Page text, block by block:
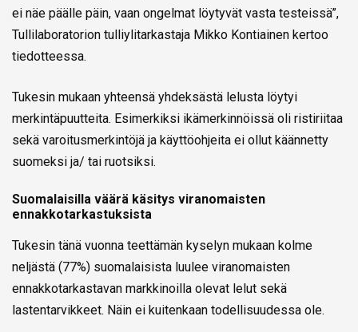
ei näe päälle päin, vaan ongelmat löytyvät vasta testeissä”,
Tullilaboratorion tulliylitarkastaja Mikko Kontiainen kertoo
tiedotteessa.
Tukesin mukaan yhteensä yhdeksästä lelusta löytyi
merkintäpuutteita. Esimerkiksi ikämerkinnöissä oli ristiriitaa
sekä varoitusmerkintöjä ja käyttöohjeita ei ollut käännetty
suomeksi ja/ tai ruotsiksi.
Suomalaisilla väärä käsitys viranomaisten
ennakkotarkastuksista
Tukesin tänä vuonna teettämän kyselyn mukaan kolme
neljästä (77%) suomalaisista luulee viranomaisten
ennakkotarkastavan markkinoilla olevat lelut sekä
lastentarvikkeet. Näin ei kuitenkaan todellisuudessa ole.